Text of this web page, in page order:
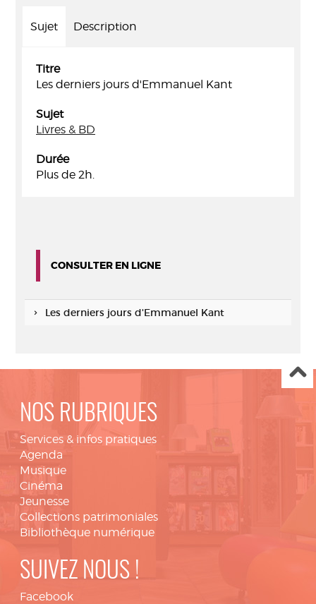
Sujet Description
Titre
Les derniers jours d'Emmanuel Kant
Sujet
Livres & BD
Durée
Plus de 2h.
CONSULTER EN LIGNE
Les derniers jours d'Emmanuel Kant
NOS RUBRIQUES
Services & infos pratiques
Agenda
Musique
Cinéma
Jeunesse
Collections patrimoniales
Bibliothèque numérique
SUIVEZ NOUS !
Facebook